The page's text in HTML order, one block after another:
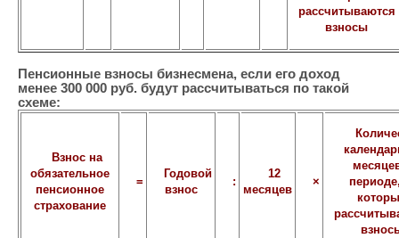
рассчитываются
взносы
Пенсионные взносы бизнесмена, если его доход
менее 300 000 руб. будут рассчитываться по такой
схеме:
Взнос на
обязательное
пенсионное
страхование
=
Годовой
взнос
:
12
месяцев
×